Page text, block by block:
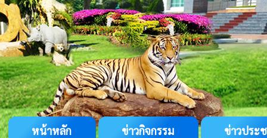
หน้าหลัก ข่าวกิจกรรม ข่าวประ